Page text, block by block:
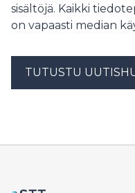
sisältöjä. Kaikki
on vapaasti median
TUTUSTU